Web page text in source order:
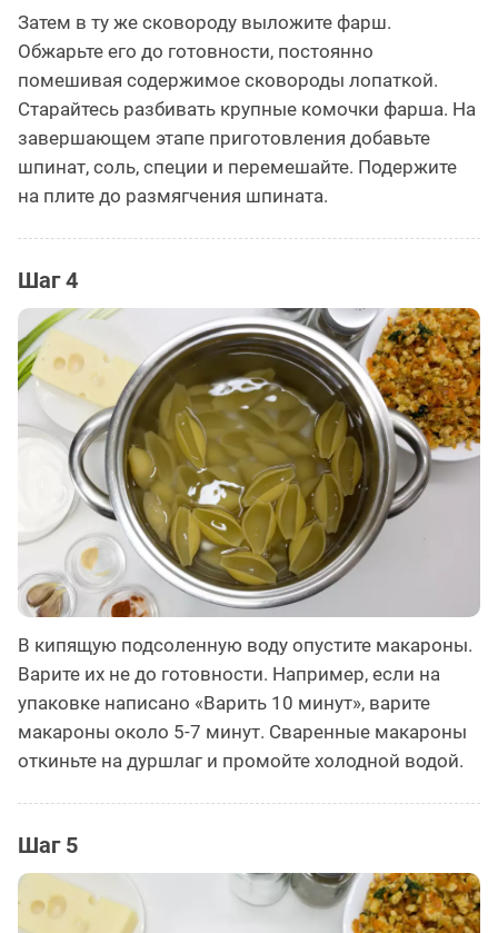
Затем в ту же сковороду выложите фарш.
Обжарьте его до готовности, постоянно
помешивая содержимое сковороды лопаткой.
Старайтесь разбивать крупные комочки фарша. На
завершающем этапе приготовления добавьте
шпинат, соль, специи и перемешайте. Подержите
на плите до размягчения шпината.
Шаг 4
В кипящую подсоленную воду опустите макароны.
Варите их не до готовности. Например, если на
упаковке написано «Варить 10 минут», варите
макароны около 5-7 минут. Сваренные макароны
откиньте на дуршлаг и промойте холодной водой.
Шаг 5